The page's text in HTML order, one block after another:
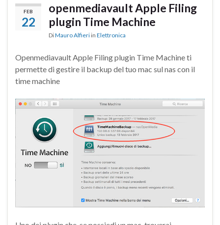
FEB
22
openmediavault Apple Filing
plugin Time Machine
DiMauro Alfieri in Elettronica
Openmediavault Apple Filing plugin Time Machine ti
permette di gestire il backup del tuo mac sul nas con il
time machine